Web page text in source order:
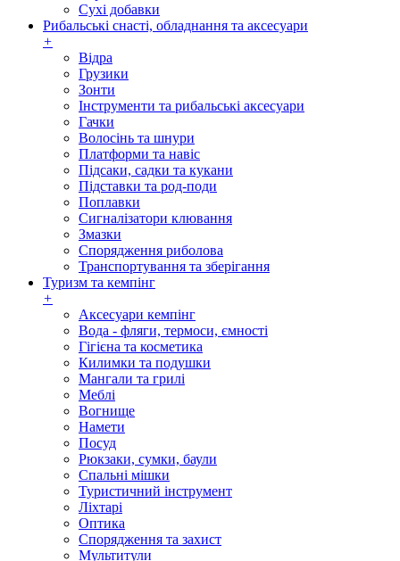
Сухі добавки
Рибальські снасті, обладнання та аксесуари
+
Відра
Грузики
Зонти
Інструменти та рибальські аксесуари
Гачки
Волосінь та шнури
Платформи та навіс
Підсаки, садки та кукани
Підставки та род-поди
Поплавки
Сигналізатори клювання
Змазки
Спорядження риболова
Транспортування та зберігання
Туризм та кемпінг
+
Аксесуари кемпінг
Вода - фляги, термоси, ємності
Гігієна та косметика
Килимки та подушки
Мангали та грилі
Меблі
Вогнище
Намети
Посуд
Рюкзаки, сумки, баули
Спальні мішки
Туристичний інструмент
Ліхтарі
Оптика
Спорядження та захист
Мультитули